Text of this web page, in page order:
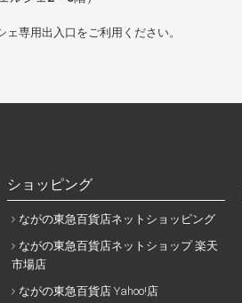
専用出入口をご利用ください。
ショッピング
ながの東急百貨店ネットショッピング
ながの東急百貨店ネットショップ 楽天
市場店
ながの東急百貨店 Yahoo!店